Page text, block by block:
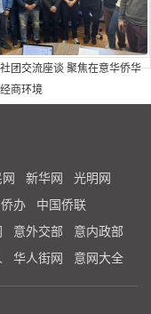
团交流座谈 聚焦在意华侨华
商环境
新华网
光明网
侨办
中国侨联
意外交部
意内政部
华人街网 意网大全